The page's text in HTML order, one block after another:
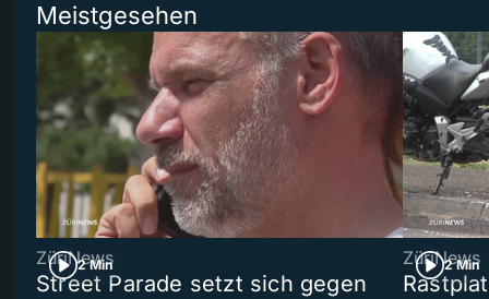
Meistgesehen
2 Min
ZüriNews
Street Parade setzt sich gegen
2 Min
ZüriNews